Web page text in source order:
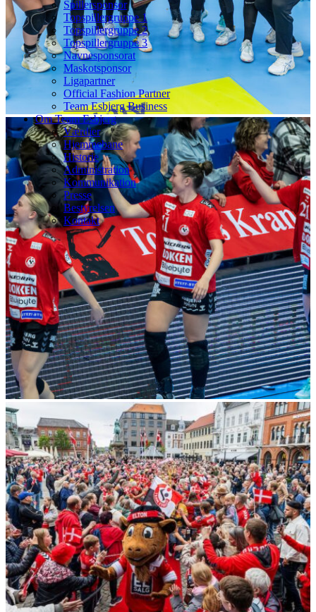
Spillersponsor
Topspillergruppe 1
Topspillergruppe 2
Topspillergruppe 3
Navnesponsorat
Maskotsponsor
Ligapartner
Official Fashion Partner
Team Esbjerg Business
Om Team Esbjerg
Værdier
Hjemmebane
Historie
Administration
Kommunikation
Presse
Bestyrelsen
Kontakt